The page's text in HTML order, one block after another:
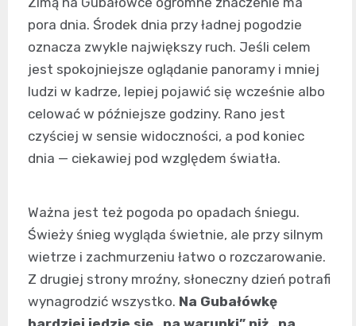
pora dnia. Środek dnia przy ładnej pogodzie
oznacza zwykle największy ruch. Jeśli celem
jest spokojniejsze oglądanie panoramy i mniej
ludzi w kadrze, lepiej pojawić się wcześnie albo
celować w późniejsze godziny. Rano jest
czyściej w sensie widoczności, a pod koniec
dnia — ciekawiej pod względem światła.
Ważna jest też pogoda po opadach śniegu.
Świeży śnieg wygląda świetnie, ale przy silnym
wietrze i zachmurzeniu łatwo o rozczarowanie.
Z drugiej strony mroźny, słoneczny dzień potrafi
wynagrodzić wszystko. Na Gubałówkę